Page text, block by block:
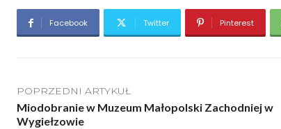
Facebook Twitter Pinterest
POPRZEDNI ARTYKUŁ
Miodobranie w Muzeum Małopolski Zachodniej w
Wygiełzowie